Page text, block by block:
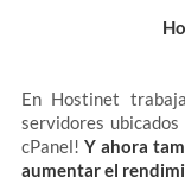
En Hostinet
servidores
cPanel! Y ahora
aumentar el